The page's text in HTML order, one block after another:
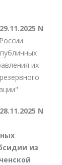
N
их
N
из